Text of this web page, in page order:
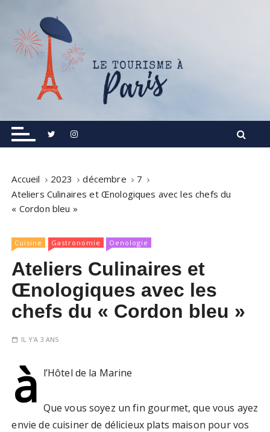
Le Tourisme à Paris
Informations touristiques, visites, excursions.
Accueil 2023 décembre
7
Ateliers Culinaires et Œnologiques avec les chefs du
« Cordon bleu »
Cuisine Gastronomie Oenologie
Ateliers Culinaires et
Œnologiques avec les
chefs du « Cordon bleu »
IL Y'A 3 ANS
à l’Hôtel de la Marine
Que vous soyez un fin gourmet, que vous ayez
envie de cuisiner de délicieux plats maison pour vos